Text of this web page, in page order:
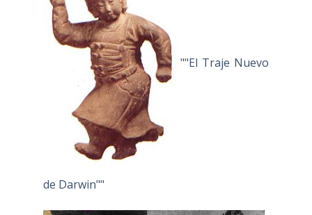
""El Traje Nuevo
de Darwin""